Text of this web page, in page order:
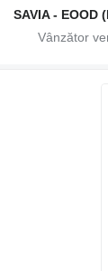
SAVIA - EOOD